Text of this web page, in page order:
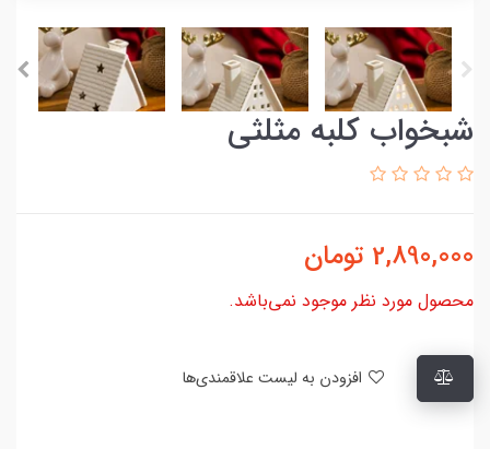
شبخواب کلبه مثلثی
2,890,000 تومان
محصول مورد نظر موجود نمی‌باشد.